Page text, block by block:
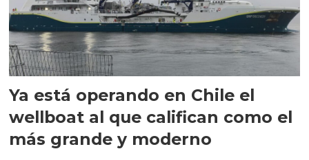
Ya está operando en Chile el
wellboat al que califican como el
más grande y moderno